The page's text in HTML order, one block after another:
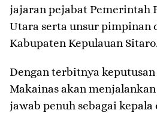
jajaran pejabat Pemerintah
Utara serta unsur pimpinan
Kabupaten Kepulauan
​Dengan terbitnya
Makainas akan
jawab penuh sebagai